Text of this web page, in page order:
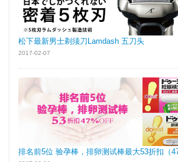
松下最新男士剃须刀Lamdash 五刀头
2017-02-07
排名前5位 验孕棒，排卵测试棒最大53折扣（